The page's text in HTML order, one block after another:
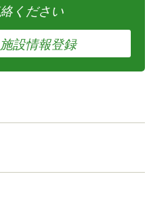
ください
設情報登録